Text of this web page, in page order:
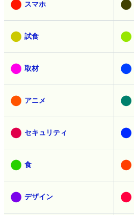
スマホ
試食
取材
アニメ
セキュリティ
食
デザイン